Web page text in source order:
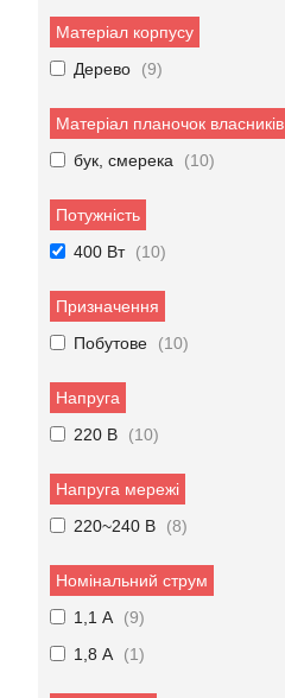
Матеріал корпусу
Дерево
9
Матеріал планочок власників
бук, смерека
10
Потужність
400 Вт
10
Призначення
Побутове
10
Напруга
220 В
10
Напруга мережі
220~240 В
8
Номінальний струм
1,1 А
9
1,8 А
1